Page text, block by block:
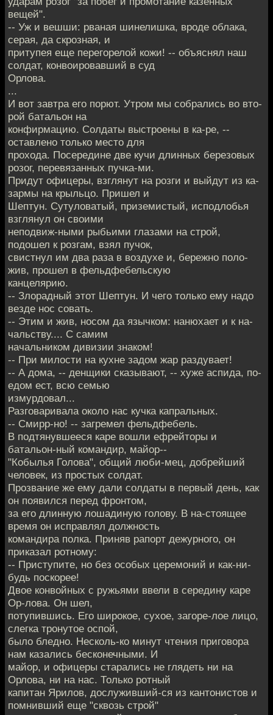
вещей".
-- Уж и вешши: рваная шинелишка, вроде облака,
серая, да скрозная, и
притупея еще перегорелой кожи! -- объяснял наш
солдат, конвоировавший в суд
Орлова.
...
И вот завтра его порют. Утром мы собрались во вто-
рой батальон на
конфирмацию. Солдаты выстроены в ка-ре, --
оставлено только место для
прохода. Посередине две кучи длинных березовых
розог, перевязанных пучка-ми.
Придут офицеры, взглянут на розги и выйдут из ка-
зармы на крыльцо. Пришел и
Шептун. Сутуловатый, приземистый, исподлобья
взглянул он своими
неподвиж-ными рыбьими глазами на строй,
подошел к розгам, взял пучок,
свистнул им два раза в воздухе и, бережно поло-
жив, прошел в фельдфебельскую
канцелярию.
-- Злорадный этот Шептун. И чего только ему надо
везде нос совать.
-- Этим и жив, носом да язычком: нанюхает и к на-
чальству.... С самим
начальником дивизии знаком!
-- При милости на кухне задом жар раздувает!
-- А дома, -- денщики сказывают, -- хуже аспида, по-
едом ест, всю семью
измурдовал...
Разговаривала около нас кучка капральных.
-- Смирр-но! -- загремел фельдфебель.
В подтянувшееся каре вошли ефрейторы и
батальон-ный командир, майор--
"Кобылья Голова", общий люби-мец, добрейший
человек, из простых солдат.
Прозвание же ему дали солдаты в первый день, как
он появился перед фронтом,
за его длинную лошадиную голову. В на-стоящее
время он исправлял должность
командира полка. Приняв рапорт дежурного, он
приказал ротному:
-- Приступите, но без особых церемоний и как-ни-
будь поскорее!
Двое конвойных с ружьями ввели в середину каре
Ор-лова. Он шел,
потупившись. Его широкое, сухое, загоре-лое лицо,
слегка тронутое оспой,
было бледно. Несколь-ко минут чтения приговора
нам казались бесконечными. И
майор, и офицеры старались не глядеть ни на
Орлова, ни на нас. Только ротный
капитан Ярилов, дослуживший-ся из кантонистов и
помнивший еще "сквозь строй"